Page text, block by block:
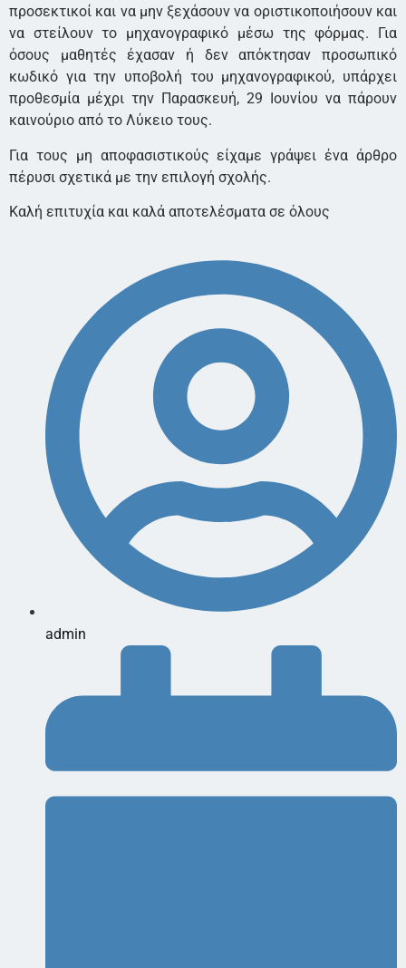
προσεκτικοί και να μην ξεχάσουν να οριστικοποιήσουν και
να στείλουν το μηχανογραφικό μέσω της φόρμας. Για
όσους μαθητές έχασαν ή δεν απόκτησαν προσωπικό
κωδικό για την υποβολή του μηχανογραφικού, υπάρχει
προθεσμία μέχρι την Παρασκευή, 29 Ιουνίου να πάρουν
καινούριο από το Λύκειο τους.
Για τους μη αποφασιστικούς είχαμε γράψει ένα άρθρο
πέρυσι σχετικά με την επιλογή σχολής.
Καλή επιτυχία και καλά αποτελέσματα σε όλους
admin